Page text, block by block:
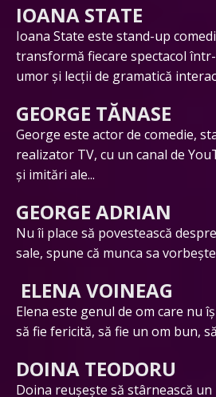
IOANA STATE
Ioana State este stand-up
transformă fiecare spectacol
umor și lecții de gramatică
GEORGE TĂNASE
George este actor de comedie,
realizator TV, cu un canal de
și imitări ale...
GEORGE ADRIAN
Nu îi place să povestească
sale, spune că munca sa
ELENA VOINEAG
Elena este genul de om care nu
să fie fericită, să fie un om bun,
DOINA TEODORU
Doina reușește să stârnească